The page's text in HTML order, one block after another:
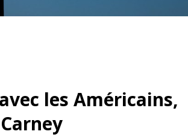
les Américains,